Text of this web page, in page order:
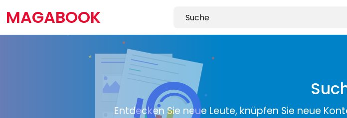
MAGABOOK
Entdecken Sie neue Leute, knüpfen Sie neue